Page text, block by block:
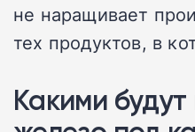
не наращивает
тех продуктов, в
Какими будут